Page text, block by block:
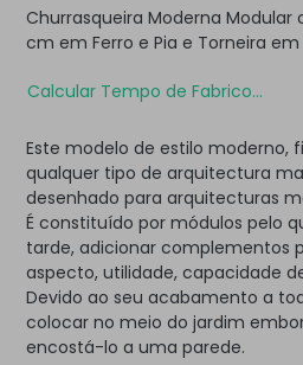
Churrasqueira Moderna Modular
cm em Ferro e Pia e Torneira em
Calcular Tempo de Fabrico...
Este modelo de estilo moderno,
qualquer tipo de arquitectura
desenhado para arquitecturas
É constituído por módulos pelo
tarde, adicionar complementos
aspecto, utilidade, capacidade
Devido ao seu acabamento a
colocar no meio do jardim
encostá-lo a uma parede.